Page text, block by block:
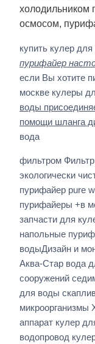
холодильником
осмосом,
купить кулер
пурифайер
если Вы хотите
москве кулеры
воды
помощи шланга
вода
фильтром Фильтр
экологически
пурифайер pure
пурифайеры +в
запчасти для
напольные
водыДизайн и
Аква-Стар вода
сооружений
для воды
микроорганизмы
аппарат кулер
водопровод